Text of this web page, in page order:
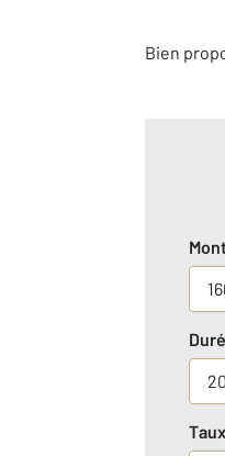
Bien